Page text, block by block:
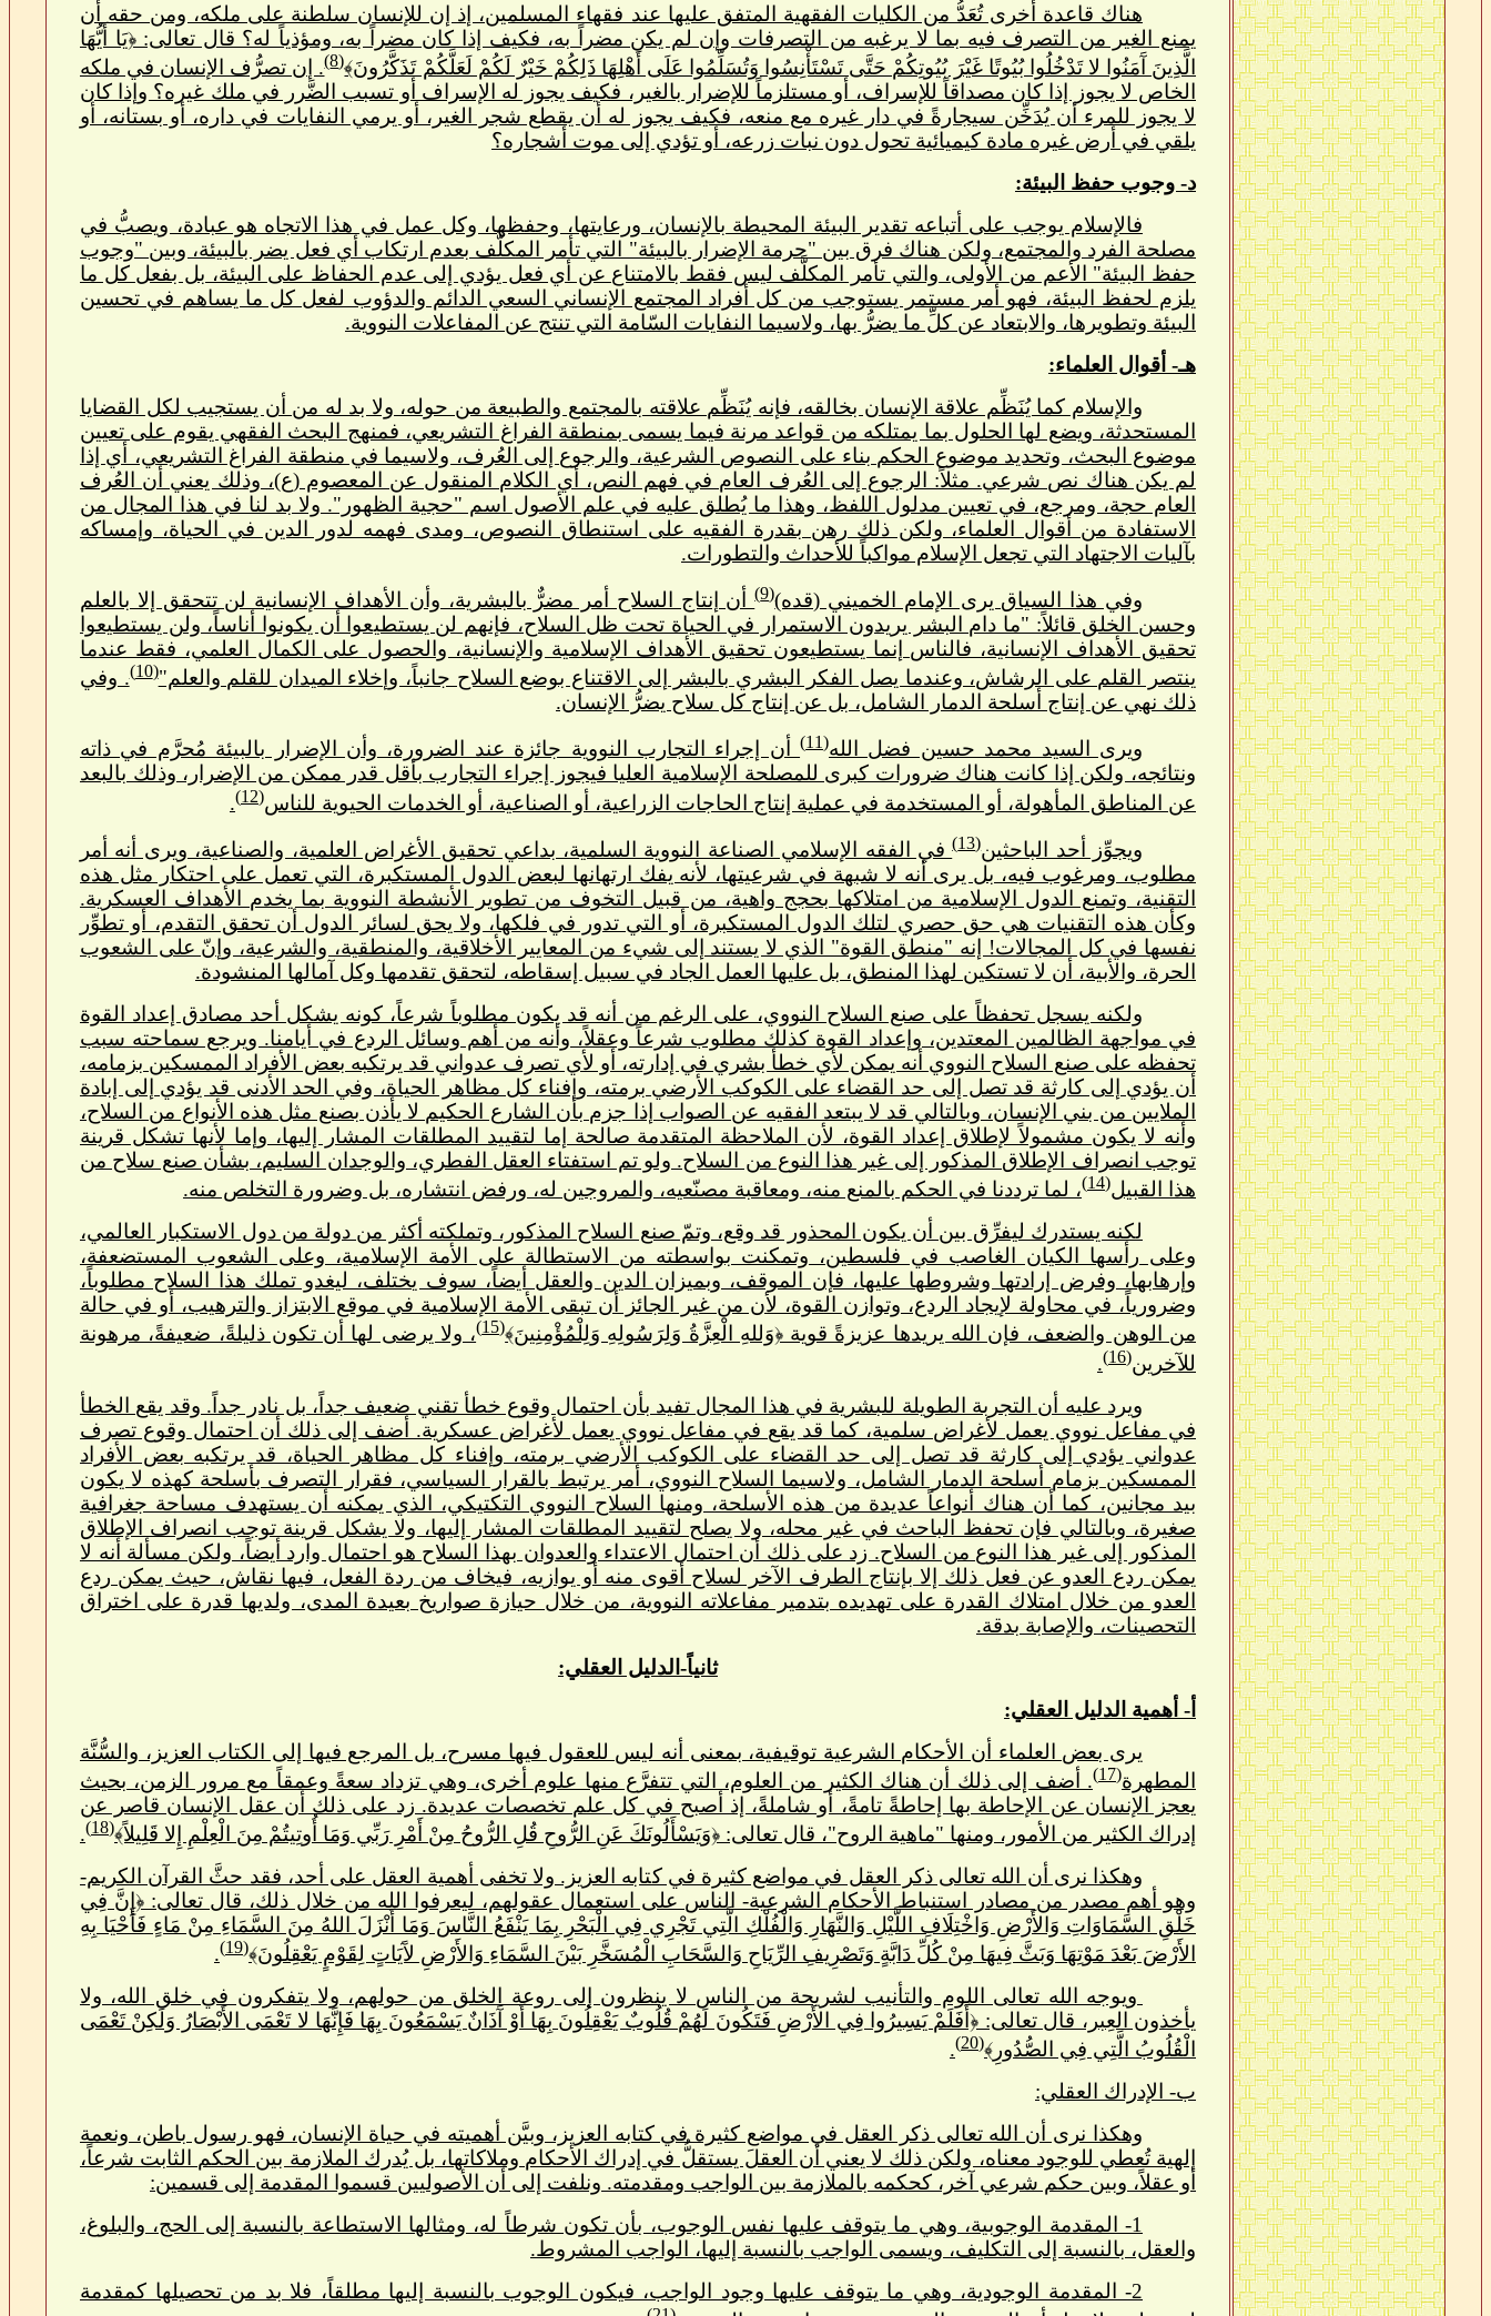
هناك قاعدة أخرى تُعَدُّ من الكليات الفقهية المتفق عليها عند فقهاء المسلمين، إذ إن للإنسان سلطنة على ملكه، ومن حقه أن
يمنع الغير من التصرف فيه بما لا يرغبه من التصرفات وإن لم يكن مضراً به، فكيف إذا كان مضراً به، ومؤذياً له؟ قال تعالى: ﴿يَا أَيُّهَا
الَّذِينَ آَمَنُوا لا تَدْخُلُوا بُيُوتًا غَيْرَ بُيُوتِكُمْ حَتَّى تَسْتَأْنِسُوا وَتُسَلِّمُوا عَلَى أَهْلِهَا ذَلِكُمْ خَيْرٌ لَكُمْ لَعَلَّكُمْ تَذَكَّرُونَ﴾(8)
. إن تصرُّف الإنسان في ملكه
الخاص لا يجوز إذا كان مصداقاً للإسراف، أو مستلزماً للإضرار بالغير، فكيف يجوز له الإسراف أو تسبب الضَّرر في ملك غيره؟ وإذا كان
لا يجوز للمرء أن يُدَخِّن سيجارةً في دار غيره مع منعه، فكيف يجوز له أن يقطع شجر الغير، أو يرمي النفايات في داره، أو بستانه، أو
يلقي في أرض غيره مادة كيميائية تحول دون نبات زرعه، أو تؤدي إلى موت أشجاره؟
د- وجوب حفظ البيئة:
فالإسلام يوجب على أتباعه تقدير البيئة المحيطة بالإنسان، ورعايتها، وحفظها، وكل عمل في هذا الاتجاه هو عبادة، ويصبُّ في
مصلحة الفرد والمجتمع، ولكن هناك فرق بين "حرمة الإضرار بالبيئة" التي تأمر المكلَّف بعدم ارتكاب أي فعل يضر بالبيئة، وبين "وجوب
حفظ البيئة" الأعم من الأولى، والتي تأمر المكلَّف ليس فقط بالامتناع عن أي فعل يؤدي إلى عدم الحفاظ على البيئة، بل بفعل كل ما
يلزم لحفظ البيئة، فهو أمر مستمر يستوجب من كل أفراد المجتمع الإنساني السعي الدائم والدؤوب لفعل كل ما يساهم في تحسين
البيئة وتطويرها، والابتعاد عن كلِّ ما يضرُّ بها، ولاسيما النفايات السّامة التي تنتج عن المفاعلات النووية.
هـ- أقوال العلماء:
والإسلام كما يُنَظِّم علاقة الإنسان بخالقه، فإنه يُنَظِّم علاقته بالمجتمع والطبيعة من حوله، ولا بد له من أن يستجيب لكل القضايا
المستحدثة، ويضع لها الحلول بما يمتلكه من قواعد مرنة فيما يسمى بمنطقة الفراغ التشريعي، فمنهج البحث الفقهي يقوم على تعيين
موضوع البحث، وتحديد موضوع الحكم بناء على النصوص الشرعية، والرجوع إلى العُرف، ولاسيما في منطقة الفراغ التشريعي، أي إذا
لم يكن هناك نص شرعي. مثلاً: الرجوع إلى العُرف العام في فهم النص، أي الكلام المنقول عن المعصوم (ع)، وذلك يعني أن العُرف
العام حجة، ومرجع، في تعيين مدلول اللفظ، وهذا ما يُطلق عليه في علم الأصول اسم "حجية الظهور". ولا بد لنا في هذا المجال من
الاستفادة من أقوال العلماء، ولكن ذلك رهن بقدرة الفقيه على استنطاق النصوص، ومدى فهمه لدور الدين في الحياة، وإمساكه
بآليات الاجتهاد التي تجعل الإسلام مواكباً للأحداث والتطورات.
وفي هذا السياق يرى الإمام الخميني (قده)(9)
أن إنتاج السلاح أمر مضرٌّ بالبشرية، وأن الأهداف الإنسانية لن تتحقق إلا بالعلم
وحسن الخلق قائلاً: "ما دام البشر يريدون الاستمرار في الحياة تحت ظل السلاح، فإنهم لن يستطيعوا أن يكونوا أناساً، ولن يستطيعوا
تحقيق الأهداف الإنسانية، فالناس إنما يستطيعون تحقيق الأهداف الإسلامية والإنسانية، والحصول على الكمال العلمي، فقط عندما
ينتصر القلم على الرشاش، وعندما يصل الفكر البشري بالبشر إلى الاقتناع بوضع السلاح جانباً، وإخلاء الميدان للقلم والعلم"(10)
. وفي
ذلك نهي عن إنتاج أسلحة الدمار الشامل، بل عن إنتاج كل سلاح يضرُّ الإنسان.
ويرى السيد محمد حسين فضل الله(11)
أن إجراء التجارب النووية جائزة عند الضرورة، وأن الإضرار بالبيئة مُحرَّم في ذاته
ونتائجه، ولكن إذا كانت هناك ضرورات كبرى للمصلحة الإسلامية العليا فيجوز إجراء التجارب بأقل قدر ممكن من الإضرار، وذلك بالبعد
عن المناطق المأهولة، أو المستخدمة في عملية إنتاج الحاجات الزراعية، أو الصناعية، أو الخدمات الحيوية للناس(12)
.
ويجوِّز أحد الباحثين(13)
في الفقه الإسلامي الصناعة النووية السلمية، بداعي تحقيق الأغراض العلمية، والصناعية، ويرى أنه أمر
مطلوب، ومرغوب فيه، بل يرى أنه لا شبهة في شرعيتها، لأنه يفك ارتهانها لبعض الدول المستكبرة، التي تعمل على احتكار مثل هذه
التقنية، وتمنع الدول الإسلامية من امتلاكها بحجج واهية، من قبيل التخوف من تطوير الأنشطة النووية بما يخدم الأهداف العسكرية.
وكأن هذه التقنيات هي حق حصري لتلك الدول المستكبرة، أو التي تدور في فلكها، ولا يحق لسائر الدول أن تحقق التقدم، أو تطوِّر
نفسها في كل المجالات! إنه "منطق القوة" الذي لا يستند إلى شيء من المعايير الأخلاقية، والمنطقية، والشرعية، وإنّ على الشعوب
الحرة، والأبية، أن لا تستكين لهذا المنطق، بل عليها العمل الجاد في سبيل إسقاطه، لتحقق تقدمها وكل آمالها المنشودة.
ولكنه يسجل تحفظاً على صنع السلاح النووي، على الرغم من أنه قد يكون مطلوباً شرعاً، كونه يشكل أحد مصادق إعداد القوة
في مواجهة الظالمين المعتدين، وإعداد القوة كذلك مطلوب شرعاً وعقلاً، وأنه من أهم وسائل الردع في أيامنا. ويرجع سماحته سبب
تحفظه على صنع السلاح النووي أنه يمكن لأي خطأ بشري في إدارته، أو لأي تصرف عدواني قد يرتكبه بعض الأفراد الممسكين بزمامه،
أن يؤدي إلى كارثة قد تصل إلى حد القضاء على الكوكب الأرضي برمته، وإفناء كل مظاهر الحياة، وفي الحد الأدنى قد يؤدي إلى إبادة
الملايين من بني الإنسان، وبالتالي قد لا يبتعد الفقيه عن الصواب إذا جزم بأن الشارع الحكيم لا يأذن بصنع مثل هذه الأنواع من السلاح،
وأنه لا يكون مشمولاً لإطلاق إعداد القوة، لأن الملاحظة المتقدمة صالحة إما لتقييد المطلقات المشار إليها، وإما لأنها تشكل قرينة
توجب انصراف الإطلاق المذكور إلى غير هذا النوع من السلاح. ولو تم استفتاء العقل الفطري، والوجدان السليم، بشأن صنع سلاح من
هذا القبيل(14)
، لما ترددنا في الحكم بالمنع منه، ومعاقبة مصنّعيه، والمروجين له، ورفض انتشاره، بل وضرورة التخلص منه.
لكنه يستدرك ليفرِّق بين أن يكون المحذور قد وقع، وتمّ صنع السلاح المذكور، وتملكته أكثر من دولة من دول الاستكبار العالمي،
وعلى رأسها الكيان الغاصب في فلسطين، وتمكنت بواسطته من الاستطالة على الأمة الإسلامية، وعلى الشعوب المستضعفة،
وإرهابها، وفرض إرادتها وشروطها عليها، فإن الموقف، وبميزان الدين والعقل أيضاً، سوف يختلف، ليغدو تملك هذا السلاح مطلوباً،
وضرورياً، في محاولة لإيجاد الردع، وتوازن القوة، لأن من غير الجائز أن تبقى الأمة الإسلامية في موقع الابتزاز والترهيب، أو في حالة
من الوهن والضعف، فإن الله يريدها عزيزةً قوية ﴿وَللهِ الْعِزَّةُ وَلِرَسُولِهِ وَلِلْمُؤْمِنِينَ﴾(15)
، ولا يرضى لها أن تكون ذليلةً، ضعيفةً، مرهونة
للآخرين(16)
.
ويرد عليه أن التجربة الطويلة للبشرية في هذا المجال تفيد بأن احتمال وقوع خطأ تقني ضعيف جداً، بل نادر جداً. وقد يقع الخطأ
في مفاعل نووي يعمل لأغراض سلمية، كما قد يقع في مفاعل نووي يعمل لأغراض عسكرية. أضف إلى ذلك أن احتمال وقوع تصرف
عدواني يؤدي إلى كارثة قد تصل إلى حد القضاء على الكوكب الأرضي برمته، وإفناء كل مظاهر الحياة، قد يرتكبه بعض الأفراد
الممسكين بزمام أسلحة الدمار الشامل، ولاسيما السلاح النووي، أمر يرتبط بالقرار السياسي، فقرار التصرف بأسلحة كهذه لا يكون
بيد مجانين، كما أن هناك أنواعاً عديدة من هذه الأسلحة، ومنها السلاح النووي التكتيكي، الذي يمكنه أن يستهدف مساحة جغرافية
صغيرة، وبالتالي فإن تحفظ الباحث في غير محله، ولا يصلح لتقييد المطلقات المشار إليها، ولا يشكل قرينة توجب انصراف الإطلاق
المذكور إلى غير هذا النوع من السلاح. زد على ذلك أن احتمال الاعتداء والعدوان بهذا السلاح هو احتمال وارد أيضاً، ولكن مسألة أنه لا
يمكن ردع العدو عن فعل ذلك إلا بإنتاج الطرف الآخر لسلاح أقوى منه أو يوازيه، فيخاف من ردة الفعل، فيها نقاش، حيث يمكن ردع
العدو من خلال امتلاك القدرة على تهديده بتدمير مفاعلاته النووية، من خلال حيازة صواريخ بعيدة المدى، ولديها قدرة على اختراق
التحصينات، والإصابة بدقة.
ثانياً-الدليل العقلي:
أ- أهمية الدليل العقلي:
يرى بعض العلماء أن الأحكام الشرعية توقيفية، بمعنى أنه ليس للعقول فيها مسرح، بل المرجع فيها إلى الكتاب العزيز، والسُّنَّة
المطهرة(17)
. أضف إلى ذلك أن هناك الكثير من العلوم، التي تتفرَّع منها علوم أخرى، وهي تزداد سعةً وعمقاً مع مرور الزمن، بحيث
يعجز الإنسان عن الإحاطة بها إحاطةً تامةً، أو شاملةً، إذ أصبح في كل علم تخصصات عديدة. زد على ذلك أن عقل الإنسان قاصر عن
إدراك الكثير من الأمور، ومنها "ماهية الروح"، قال تعالى: ﴿وَيَسْأَلُونَكَ عَنِ الرُّوحِ قُلِ الرُّوحُ مِنْ أَمْرِ رَبِّي وَمَا أُوتِيتُمْ مِنَ الْعِلْمِ إِلا قَلِيلاً﴾(18)
.
وهكذا نرى أن الله تعالى ذكر العقل في مواضع كثيرة في كتابه العزيز. ولا تخفى أهمية العقل على أحد، فقد حثَّ القرآن الكريم-
وهو أهم مصدر من مصادر استنباط الأحكام الشرعية- الناس على استعمال عقولهم، ليعرفوا الله من خلال ذلك، قال تعالى: ﴿إِنَّ فِي
خَلْقِ السَّمَاوَاتِ وَالأَرْضِ وَاخْتِلَافِ اللَّيْلِ وَالنَّهَارِ وَالْفُلْكِ الَّتِي تَجْرِي فِي الْبَحْرِ بِمَا يَنْفَعُ النَّاسَ وَمَا أَنْزَلَ اللهُ مِنَ السَّمَاءِ مِنْ مَاءٍ فَأَحْيَا بِهِ
الأَرْضَ بَعْدَ مَوْتِهَا وَبَثَّ فِيهَا مِنْ كُلِّ دَابَّةٍ وَتَصْرِيفِ الرِّيَاحِ وَالسَّحَابِ الْمُسَخَّرِ بَيْنَ السَّمَاءِ وَالأَرْضِ لآَيَاتٍ لِقَوْمٍ يَعْقِلُونَ﴾(19)
.
ويوجه الله تعالى اللوم والتأنيب لشريحة من الناس لا ينظرون إلى روعة الخلق من حولهم، ولا يتفكرون في خلق الله، ولا
يأخذون العِبر، قال تعالى: ﴿أَفَلَمْ يَسِيرُوا فِي الأَرْضِ فَتَكُونَ لَهُمْ قُلُوبٌ يَعْقِلُونَ بِهَا أَوْ آَذَانٌ يَسْمَعُونَ بِهَا فَإِنَّهَا لا تَعْمَى الأَبْصَارُ وَلَكِنْ تَعْمَى
الْقُلُوبُ الَّتِي فِي الصُّدُورِ﴾(20)
.
ب- الإدراك العقلي:
وهكذا نرى أن الله تعالى ذكر العقل في مواضع كثيرة في كتابه العزيز، وبيَّن أهميته في حياة الإنسان، فهو رسول باطن، ونعمة
إلهية تُعطي للوجود معناه، ولكن ذلك لا يعني أن العقلَ يستقلُّ في إدراك الأحكام وملاكاتها، بل يُدرك الملازمة بين الحكم الثابت شرعاً،
أو عقلاً، وبين حكم شرعي آخر، كحكمه بالملازمة بين الواجب ومقدمته. ونلفت إلى أن الأصوليين قسموا المقدمة إلى قسمين:
1- المقدمة الوجوبية، وهي ما يتوقف عليها نفس الوجوب، بأن تكون شرطاً له، ومثالها الاستطاعة بالنسبة إلى الحج، والبلوغ،
والعقل، بالنسبة إلى التكليف، ويسمى الواجب بالنسبة إليها، الواجب المشروط.
2- المقدمة الوجودية، وهي ما يتوقف عليها وجود الواجب، فيكون الوجوب بالنسبة إليها مطلقاً، فلا بد من تحصيلها كمقدمة